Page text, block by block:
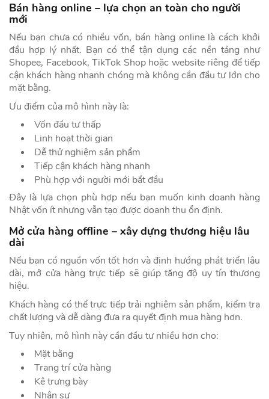
Bán hàng online – lựa chọn an toàn cho người
mới
Nếu bạn chưa có nhiều vốn, bán hàng online là cách khởi
đầu hợp lý nhất. Bạn có thể tận dụng các nền tảng như
Shopee, Facebook, TikTok Shop hoặc website riêng để tiếp
cận khách hàng nhanh chóng mà không cần đầu tư lớn cho
mặt bằng.
Ưu điểm của mô hình này là:
Vốn đầu tư thấp
Linh hoạt thời gian
Dễ thử nghiệm sản phẩm
Tiếp cận khách hàng nhanh
Phù hợp với người mới bắt đầu
Đây là lựa chọn phù hợp nếu bạn muốn kinh doanh hàng
Nhật vốn ít nhưng vẫn tạo được doanh thu ổn định.
Mở cửa hàng offline – xây dựng thương hiệu lâu
dài
Nếu bạn có nguồn vốn tốt hơn và định hướng phát triển lâu
dài, mở cửa hàng trực tiếp sẽ giúp tăng độ uy tín thương
hiệu.
Khách hàng có thể trực tiếp trải nghiệm sản phẩm, kiểm tra
chất lượng và dễ dàng đưa ra quyết định mua hàng hơn.
Tuy nhiên, mô hình này cần đầu tư nhiều hơn cho:
Mặt bằng
Trang trí cửa hàng
Kệ trưng bày
Nhân sự